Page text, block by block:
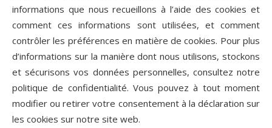
informations que nous recueillons à l’aide des cookies et
comment ces informations sont utilisées, et comment
contrôler les préférences en matière de cookies. Pour plus
d’informations sur la manière dont nous utilisons, stockons
et sécurisons vos données personnelles, consultez notre
politique de confidentialité. Vous pouvez à tout moment
modifier ou retirer votre consentement à la déclaration sur
les cookies sur notre site web.